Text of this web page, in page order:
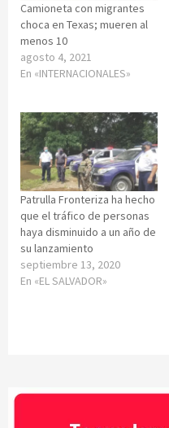
Camioneta con migrantes
choca en Texas; mueren al
menos 10
agosto 4, 2021
En «INTERNACIONALES»
Patrulla Fronteriza ha hecho
que el tráfico de personas
haya disminuido a un año de
su lanzamiento
septiembre 13, 2020
En «EL SALVADOR»